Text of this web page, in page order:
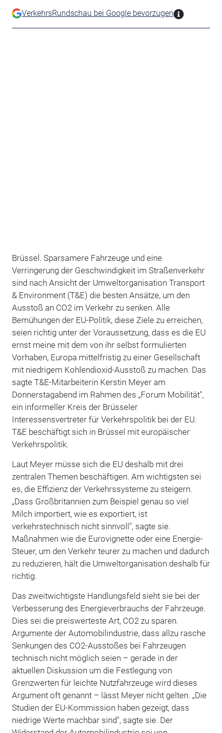
VerkehrsRundschau bei Google bevorzugen
Brüssel. Sparsamere Fahrzeuge und eine
Verringerung der Geschwindigkeit im Straßenverkehr
sind nach Ansicht der Umweltorganisation Transport
& Environment (T&E) die besten Ansätze, um den
Ausstoß an CO2 im Verkehr zu senken. Alle
Bemühungen der EU-Politik, diese Ziele zu erreichen,
seien richtig unter der Voraussetzung, dass es die EU
ernst meine mit dem von ihr selbst formulierten
Vorhaben, Europa mittelfristig zu einer Gesellschaft
mit niedrigem Kohlendioxid-Ausstoß zu machen. Das
sagte T&E-Mitarbeiterin Kerstin Meyer am
Donnerstagabend im Rahmen des „Forum Mobilität",
ein informeller Kreis der Brüsseler
Interessensvertreter für Verkehrspolitik bei der EU.
T&E beschäftigt sich in Brüssel mit europäischer
Verkehrspolitik.
Laut Meyer müsse sich die EU deshalb mit drei
zentralen Themen beschäftigen. Am wichtigsten sei
es, die Effizienz der Verkehrssysteme zu steigern.
„Dass Großbritannien zum Beispiel genau so viel
Milch importiert, wie es exportiert, ist
verkehrstechnisch nicht sinnvoll", sagte sie.
Maßnahmen wie die Eurovignette oder eine Energie-
Steuer, um den Verkehr teurer zu machen und dadurch
zu reduzieren, hält die Umweltorganisation deshalb für
richtig.
Das zweitwichtigste Handlungsfeld sieht sie bei der
Verbesserung des Energieverbrauchs der Fahrzeuge.
Dies sei die preiswerteste Art, CO2 zu sparen.
Argumente der Automobilindustrie, dass allzu rasche
Senkungen des CO2-Ausstoßes bei Fahrzeugen
technisch nicht möglich seien – gerade in der
aktuellen Diskussion um die Festlegung von
Grenzwerten für leichte Nutzfahrzeuge wird dieses
Argument oft genannt – lässt Meyer nicht gelten. „Die
Studien der EU-Kommission haben gezeigt, dass
niedrige Werte machbar sind", sagte sie. Der